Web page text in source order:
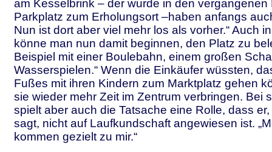
am Kesselbrink – der wurde in den vergangenen
Parkplatz zum Erholungsort –haben anfangs
Nun ist dort aber viel mehr los als vorher.“ Auch
könne man nun damit beginnen, den Platz zu
Beispiel mit einer Boulebahn, einem großen
Wasserspielen.“ Wenn die Einkäufer wüssten,
Fußes mit ihren Kindern zum Marktplatz gehen
sie wieder mehr Zeit im Zentrum verbringen. Bei
spielt aber auch die Tatsache eine Rolle, dass
sagt, nicht auf Laufkundschaft angewiesen ist.
kommen gezielt zu mir.“